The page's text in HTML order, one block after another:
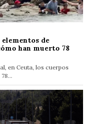
de
han muerto 78
en Ceuta, los cuerpos
78…